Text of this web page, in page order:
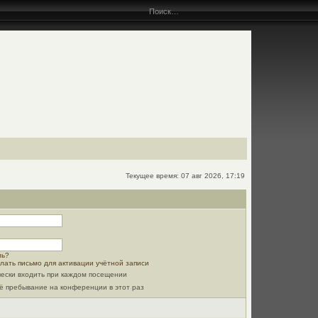
Текущее время: 07 авг 2026, 17:19
письмо для активации учётной записи
входить при каждом посещении
пребывание на конференции в этот раз